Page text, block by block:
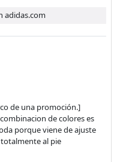
adidas.com
de una promoción.]
de colores es
porque viene de ajuste
al pie